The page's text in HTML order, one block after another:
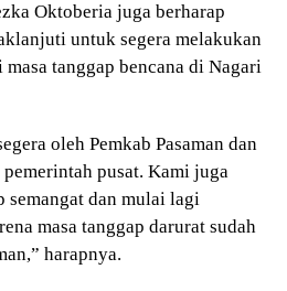
Oktoberia juga berharap
untuk segera melakukan
tanggap bencana di Nagari
oleh Pemkab Pasaman dan
pusat. Kami juga
semangat dan mulai lagi
masa tanggap darurat sudah
harapnya.